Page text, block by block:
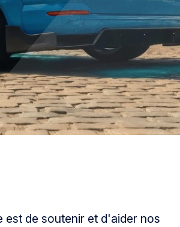
est de soutenir et d'aider nos